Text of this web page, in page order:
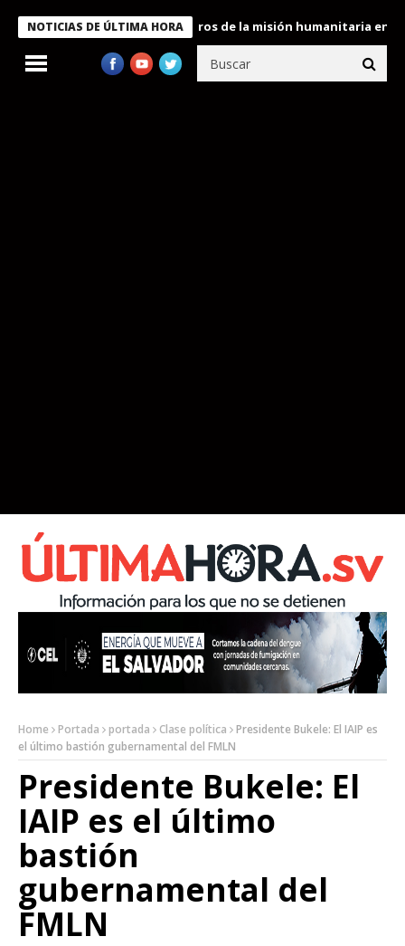
NOTICIAS DE ÚLTIMA HORA
Bukele condecora a miembros de la misión humanitaria enviada
Home Portada portada Clase política
Presidente Bukele: El IAIP es
el último bastión gubernamental del FMLN
Presidente Bukele: El
IAIP es el último
bastión
gubernamental del
FMLN